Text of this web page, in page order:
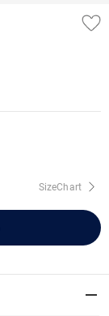
SizeChart